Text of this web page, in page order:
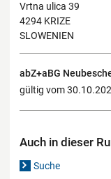
Vrtna ulica 39
4294 KRIZE
SLOWENIEN
abZ+aBG
gültig vom
Auch in dieser
Suche